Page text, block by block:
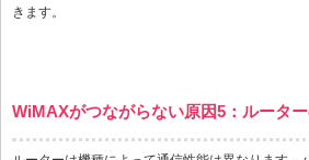
きます。
WiMAXがつながらない原因5：ルータ